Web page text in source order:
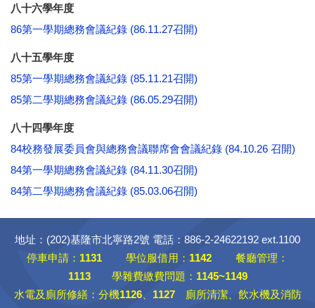
八十六學年度
86第一學期總務會議紀錄 (86.11.27召開)
八十五學年度
85第一學期總務會議紀錄 (85.11.21召開)
85第二學期總務會議紀錄 (86.05.29召開)
八十四學年度
84校務發展委員會與總務會議聯席會會議紀錄 (84.10.26 召開)
84第一學期總務會議紀錄 (84.11.30召開)
84第二學期總務會議紀錄 (85.03.06召開)
地址：(202)基隆市北寧路2號 電話：886-2-24622192 ext.1100
停車申請： 1131 學位服借用： 1142 餐廳管理：
1113學雜費繳費問題： 1145~1149
水電及廁所修繕：分機1126、 1127廁所清潔、飲水機及消防